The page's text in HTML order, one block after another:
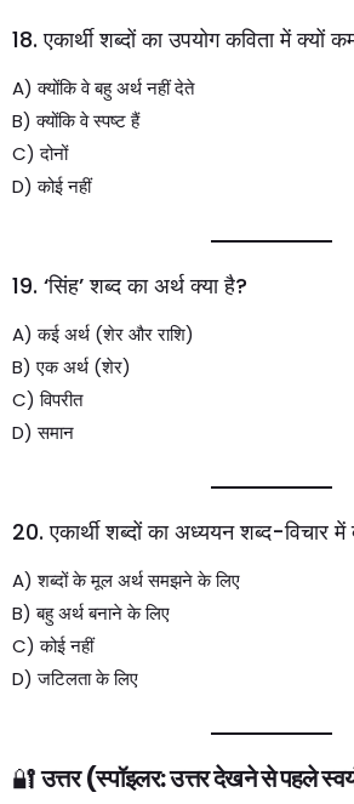
18. एकार्थी शब्दों का उपयोग कविता में क्यों
A) क्योंकि वे बहु अर्थ नहीं देते
B) क्योंकि वे स्पष्ट हैं
C) दोनों
D) कोई नहीं
19. ‘सिंह’ शब्द का अर्थ क्या है?
A) कई अर्थ (शेर और राशि)
B) एक अर्थ (शेर)
C) विपरीत
D) समान
20. एकार्थी शब्दों का अध्ययन शब्द-विचार में
A) शब्दों के मूल अर्थ समझने के लिए
B) बहु अर्थ बनाने के लिए
C) कोई नहीं
D) जटिलता के लिए
🔐उत्तर (स्पॉइलर: उत्तर देखने से पहले